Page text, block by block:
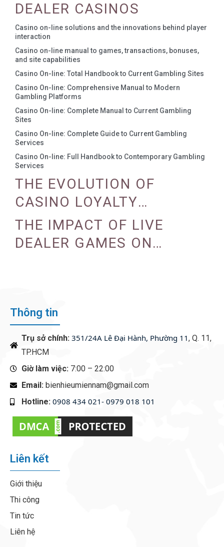
DEALER CASINOS
Casino on-line solutions and the innovations behind player
interaction
Casino on-line manual to games, transactions, bonuses,
and site capabilities
Casino On-line: Total Handbook to Current Gambling Sites
Casino On-line: Comprehensive Manual to Modern
Gambling Platforms
Casino On-line: Complete Manual to Current Gambling
Sites
Casino On-line: Complete Guide to Current Gambling
Services
Casino On-line: Full Handbook to Contemporary Gambling
Services
THE EVOLUTION OF
CASINO LOYALTY
PROGRAMS
THE IMPACT OF LIVE
DEALER GAMES ON
Thông tin
Trụ sở chính: 351/24A Lê Đại Hành, Phường 11, Q. 11,
TP.HCM
Giờ làm việc: 7:00 – 22:00
Email: bienhieumiennam@gmail.com
Hotline: 0908 434 021- 0979 018 101
Liên kết
Giới thiệu
Thi công
Tin tức
Liên hệ